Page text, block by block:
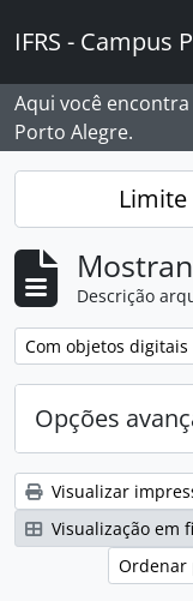
IFRS - Campus
Aqui você
Porto Alegre.
Descrição
Remover filtro:
Com objetos digitais
Opções
Visualizar
Visualização em
Ordenar